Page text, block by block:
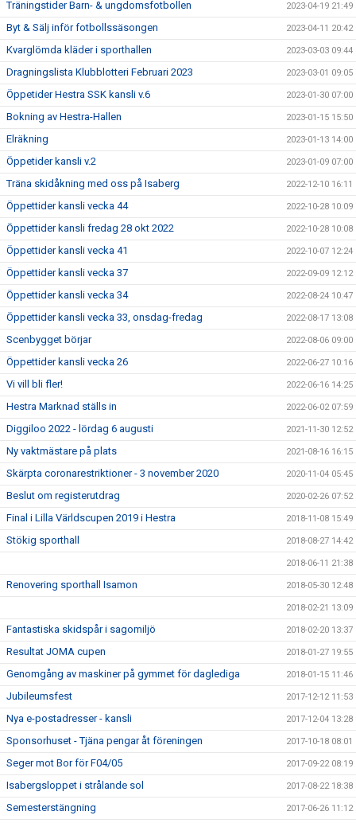
Träningstider Barn- & ungdomsfotbollen 2023-04-19 21:49
Byt & Sälj inför fotbollssäsongen 2023-04-11 20:42
Kvarglömda kläder i sporthallen 2023-03-03 09:44
Dragningslista Klubblotteri Februari 2023 2023-03-01 09:05
Öppetider Hestra SSK kansli v.6 2023-01-30 07:00
Bokning av Hestra-Hallen 2023-01-15 15:50
Elräkning 2023-01-13 14:00
Öppetider kansli v.2 2023-01-09 07:00
Träna skidåkning med oss på Isaberg 2022-12-10 16:11
Öppettider kansli vecka 44 2022-10-28 10:09
Öppettider kansli fredag 28 okt 2022 2022-10-28 10:08
Öppettider kansli vecka 41 2022-10-07 12:24
Öppettider kansli vecka 37 2022-09-09 12:12
Öppettider kansli vecka 34 2022-08-24 10:47
Öppettider kansli vecka 33, onsdag-fredag 2022-08-17 13:08
Scenbygget börjar 2022-08-06 09:00
Öppettider kansli vecka 26 2022-06-27 10:16
Vi vill bli fler! 2022-06-16 14:25
Hestra Marknad ställs in 2022-06-02 07:59
Diggiloo 2022 - lördag 6 augusti 2021-11-30 12:52
Ny vaktmästare på plats 2021-08-16 16:15
Skärpta coronarestriktioner - 3 november 2020 2020-11-04 05:45
Beslut om registerutdrag 2020-02-26 07:52
Final i Lilla Världscupen 2019 i Hestra 2018-11-08 15:49
Stökig sporthall 2018-08-27 14:42
2018-06-11 21:38
Renovering sporthall Isamon 2018-05-30 12:48
2018-02-21 13:09
Fantastiska skidspår i sagomiljö 2018-02-20 13:37
Resultat JOMA cupen 2018-01-27 19:55
Genomgång av maskiner på gymmet för daglediga 2018-01-15 11:46
Jubileumsfest 2017-12-12 11:53
Nya e-postadresser - kansli 2017-12-04 13:28
Sponsorhuset - Tjäna pengar åt föreningen 2017-10-18 08:01
Seger mot Bor för F04/05 2017-09-22 08:19
Isabergsloppet i strålande sol 2017-08-22 18:38
Semesterstängning 2017-06-26 11:12